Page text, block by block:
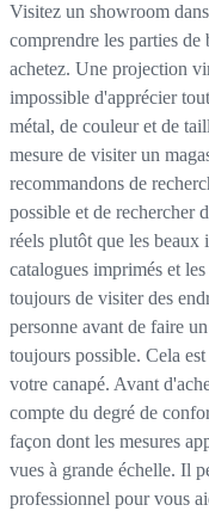
Visitez un showroom
comprendre les parties de
achetez. Une projection
impossible d'apprécier
métal, de couleur et de
mesure de visiter un
recommandons de
possible et de rechercher
réels plutôt que les beaux
catalogues imprimés et
toujours de visiter des
personne avant de faire
toujours possible. Cela
votre canapé. Avant
compte du degré de
façon dont les mesures
vues à grande échelle. Il
professionnel pour vous